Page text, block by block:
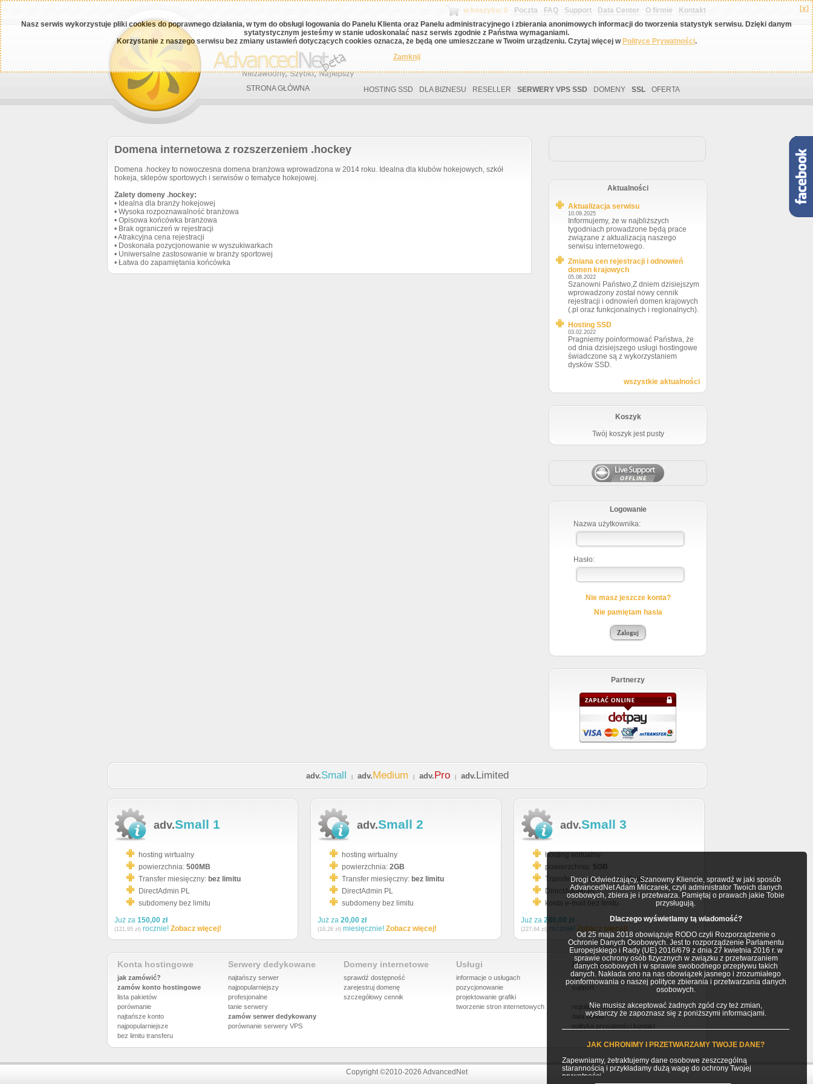
[x]
Nasz serwis wykorzystuje pliki cookies do poprawnego działania, w tym do obsługi logowania do Panelu Klienta oraz Panelu administracyjnego i zbierania anonimowych informacji do tworzenia statystyk serwisu. Dzięki danym
sytatystycznym jesteśmy w stanie udoskonalać nasz serwis zgodnie z Państwa wymaganiami.
Korzystanie z naszego serwisu bez zmiany ustawień dotyczących cookies oznacza, że będą one umieszczane w Twoim urządzeniu. Czytaj więcej w Polityce Prywatności.
Zamknij
Drogi Odwiedzający, Szanowny Kliencie, sprawdź w jaki sposób
AdvancedNet Adam Milczarek, czyli administrator Twoich danych
osobowych, zbiera je i przetwarza. Pamiętaj o prawach jakie Tobie
przysługują.
Dlaczego wyświetlamy tą wiadomość?
Od 25 maja 2018 obowiązuje RODO czyli Rozporządzenie o
Ochronie Danych Osobowych. Jest to rozporządzenie Parlamentu
Europejskiego i Rady (UE) 2016/679 z dnia 27 kwietnia 2016 r. w
sprawie ochrony osób fizycznych w związku z przetwarzaniem
danych osobowych i w sprawie swobodnego przepływu takich
danych. Nakłada ono na nas obowiązek jasnego i zrozumiałego
poinformowania o naszej polityce zbierania i przetwarzania danych
osobowych.
Nie musisz akceptować żadnych zgód czy też zmian,
wystarczy że zapoznasz się z poniższymi informacjami.
JAK CHRONIMY I PRZETWARZAMY TWOJE DANE?
Zapewniamy, żetraktujemy dane osobowe zeszczególną
starannością i przykładamy dużą wagę do ochrony Twojej
prywatności.
w koszyku: 0 Poczta FAQ Support Data Center O firmie Kontakt
STRONA GŁÓWNA HOSTING SSD DLA BIZNESU RESELLER SERWERY VPS SSD DOMENY SSL OFERTA
Aktualności
Aktualizacja serwisu
10.09.2025
Informujemy, że w najbliższych
tygodniach prowadzone będą prace
związane z aktualizacją naszego
serwisu internetowego.
Zmiana cen rejestracji i odnowień
domen krajowych
05.08.2022
Szanowni Państwo,Z dniem dzisiejszym
wprowadzony został nowy cennik
rejestracji i odnowień domen krajowych
(.pl oraz funkcjonalnych i regionalnych).
Hosting SSD
03.02.2022
Pragniemy poinformować Państwa, że
od dnia dzisiejszego usługi hostingowe
świadczone są z wykorzystaniem
dysków SSD.
wszystkie aktualności
Koszyk
Twój koszyk jest pusty
Logowanie
Nazwa użytkownika:
Hasło:
Nie masz jeszcze konta?
Nie pamiętam hasla
Partnerzy
Domena internetowa z rozszerzeniem .hockey
Domena .hockey to nowoczesna domena branżowa wprowadzona w 2014 roku. Idealna dla klubów hokejowych, szkół
hokeja, sklepów sportowych i serwisów o tematyce hokejowej.
Zalety domeny .hockey:
• Idealna dla branży hokejowej
• Wysoka rozpoznawalność branżowa
• Opisowa końcówka branżowa
• Brak ograniczeń w rejestracji
• Atrakcyjna cena rejestracji
• Doskonała pozycjonowanie w wyszukiwarkach
• Uniwersalne zastosowanie w branży sportowej
• Łatwa do zapamiętania końcówka
adv.Small adv.Medium adv.Pro adv.Limited
adv.Small 1
hosting wirtualny
powierzchnia: 500MB
Transfer miesięczny: bez limitu
DirectAdmin PL
subdomeny bez limitu
Już za 150,00 zł
(121,95 zł) rocznie! Zobacz więcej!
adv.Small 2
hosting wirtualny
powierzchnia: 2GB
Transfer miesięczny: bez limitu
DirectAdmin PL
subdomeny bez limitu
Już za 20,00 zł
(16,26 zł) miesięcznie! Zobacz więcej!
adv.Small 3
hosting wirtualny
powierzchnia: 5GB
Transfer miesięczny:bez limitu
DirectAdmin PL
konta e-mail bez limitu
Już za 280,00 zł
(227,64 zł) rocznie! Zobacz więcej!
Konta hostingowe
jak zamówić?
zamów konto hostingowe
lista pakietów
porównanie
najtańsze konto
najpopularniejsze
bez limitu transferu
Serwery dedykowane
najtańszy serwer
najpopularniejszy
profesjonalne
tanie serwery
zamów serwer dedykowany
porównanie serwery VPS
Domeny internetowe
sprawdź dostępność
zarejestruj domenę
szczegółowy cennik
Usługi
informacje o usługach
pozycjonowanie
projektowanie grafiki
tworzenie stron internetowych
Pozostałe
faq
support
regulamin usług
data center
polityka prywatności kontakt
Copyright ©2010-2026 AdvancedNet